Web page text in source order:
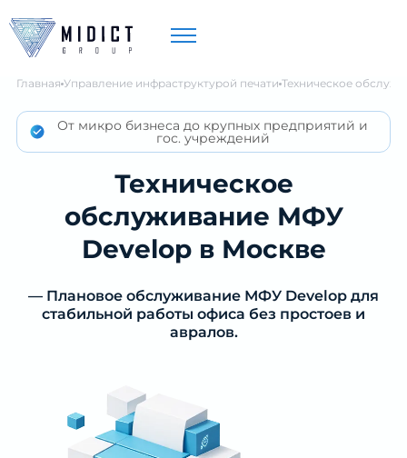
Главная Управление инфраструктурой печати Техническое
От микро бизнеса до крупных предприятий и
гос. учреждений
Техническое
обслуживание МФУ
Develop в Москве
— Плановое обслуживание МФУ Develop для
стабильной работы офиса без простоев и
авралов.